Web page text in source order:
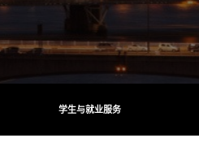
学生与就业服务